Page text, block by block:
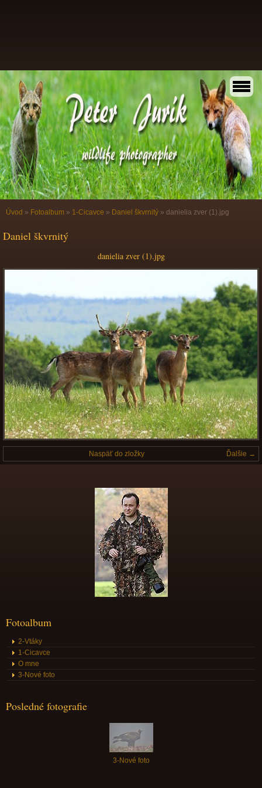
Úvod » Fotoalbum » 1-Cicavce » Daniel škvrnitý » danielia zver (1).jpg
Daniel škvrnitý
danielia zver (1).jpg
Ďalšie →
Naspäť do zložky
Fotoalbum
2-Vtáky
1-Cicavce
O mne
3-Nové foto
Posledné fotografie
3-Nové foto